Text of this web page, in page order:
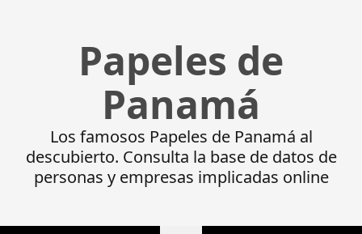
Papeles de
Panamá
Los famosos Papeles de Panamá al
descubierto. Consulta la base de datos de
personas y empresas implicadas online